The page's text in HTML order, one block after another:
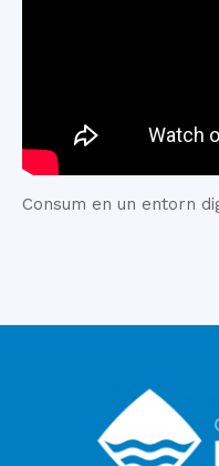
Consum en un entorn